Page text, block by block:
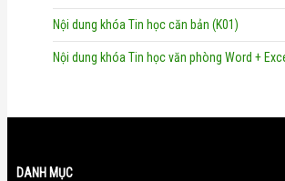
Nội dung khóa Tin học căn bản (K01)
Nội dung khóa Tin học văn phòng Word +
DANH MỤC